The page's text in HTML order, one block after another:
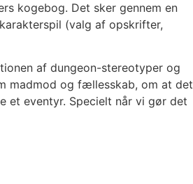
kogebog. Det sker gennem en
(valg af opskrifter,
af dungeon-stereotyper og
madmod og fællesskab, om at det
et eventyr. Specielt når vi gør det